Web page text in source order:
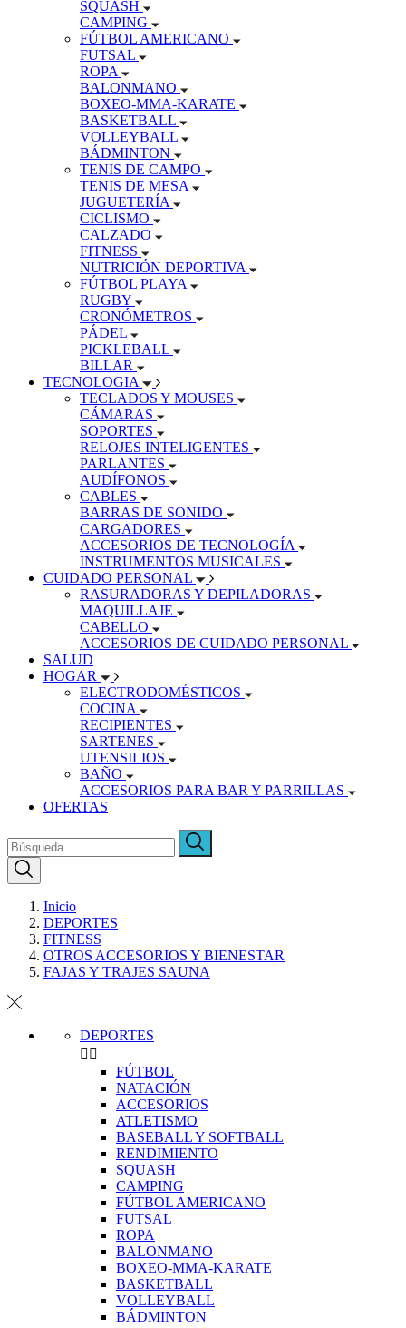
SQUASH
CAMPING
FÚTBOL AMERICANO
FUTSAL
ROPA
BALONMANO
BOXEO-MMA-KARATE
BASKETBALL
VOLLEYBALL
BÁDMINTON
TENIS DE CAMPO
TENIS DE MESA
JUGUETERÍA
CICLISMO
CALZADO
FITNESS
NUTRICIÓN DEPORTIVA
FÚTBOL PLAYA
RUGBY
CRONÓMETROS
PÁDEL
PICKLEBALL
BILLAR
TECNOLOGIA
TECLADOS Y MOUSES
CÁMARAS
SOPORTES
RELOJES INTELIGENTES
PARLANTES
AUDÍFONOS
CABLES
BARRAS DE SONIDO
CARGADORES
ACCESORIOS DE TECNOLOGÍA
INSTRUMENTOS MUSICALES
CUIDADO PERSONAL
RASURADORAS Y DEPILADORAS
MAQUILLAJE
CABELLO
ACCESORIOS DE CUIDADO PERSONAL
SALUD
HOGAR
ELECTRODOMÉSTICOS
COCINA
RECIPIENTES
SARTENES
UTENSILIOS
BAÑO
ACCESORIOS PARA BAR Y PARRILLAS
OFERTAS
Inicio
DEPORTES
FITNESS
OTROS ACCESORIOS Y BIENESTAR
FAJAS Y TRAJES SAUNA
DEPORTES
 
FÚTBOL
NATACIÓN
ACCESORIOS
ATLETISMO
BASEBALL Y SOFTBALL
RENDIMIENTO
SQUASH
CAMPING
FÚTBOL AMERICANO
FUTSAL
ROPA
BALONMANO
BOXEO-MMA-KARATE
BASKETBALL
VOLLEYBALL
BÁDMINTON